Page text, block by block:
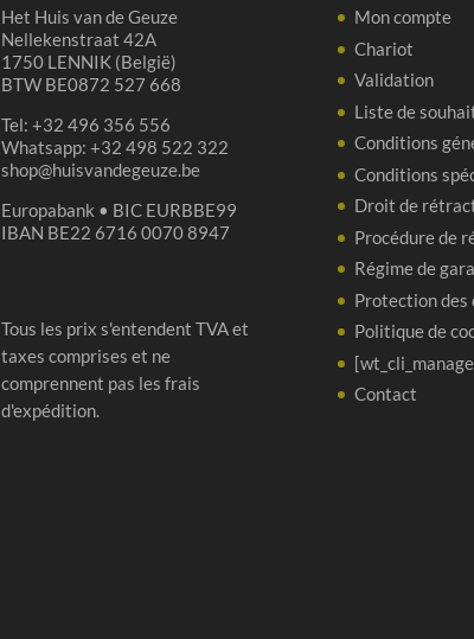
Het Huis van de Geuze
Nellekenstraat 42A
1750 LENNIK (België)
BTW BE0872 527 668
Tel: +32 496 356 556
Whatsapp: +32 498 522 322
shop@huisvandegeuze.be
Europabank • BIC EURBBE99
IBAN BE22 6716 0070 8947
Tous les prix s'entendent TVA et
taxes comprises et ne
comprennent pas les frais
d'expédition.
Mon compte
Chariot
Validation
Liste de
Conditions
Conditions
Droit de
Procédure de
Régime de
Protection des
Politique de
Contact